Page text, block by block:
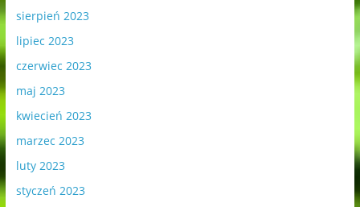
sierpień 2023
lipiec 2023
czerwiec 2023
maj 2023
kwiecień 2023
marzec 2023
luty 2023
styczeń 2023